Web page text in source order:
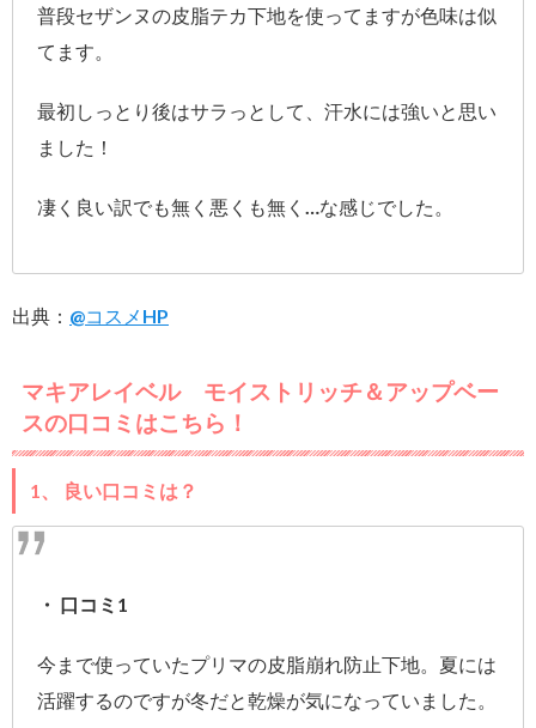
普段セザンヌの皮脂テカ下地を使ってますが色味は似
てます。
最初しっとり後はサラっとして、汗水には強いと思い
ました！
凄く良い訳でも無く悪くも無く…な感じでした。
出典： @コスメHP
マキアレイベル モイストリッチ＆アップベー
スの口コミはこちら！
1、 良い口コミは？
・ 口コミ1
今まで使っていたプリマの皮脂崩れ防止下地。夏には
活躍するのですが冬だと乾燥が気になっていました。